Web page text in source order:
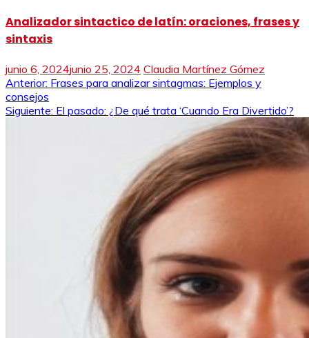
Analizador sintactico de latín: oraciones, frases y
sintaxis
junio 6, 2024junio 25, 2024 Claudia Martínez Gómez
Navegación
de
Anterior: Frases para analizar sintagmas: Ejemplos y
consejos
Siguiente: El pasado: ¿De qué trata ‘Cuando Era Divertido’?